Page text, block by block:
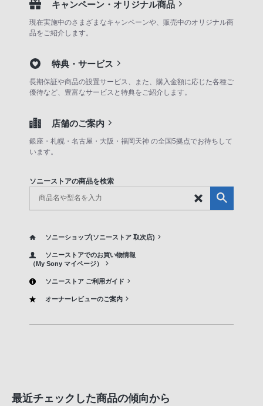
キャンペーン・オリジナル商品
現在実施中のさまざまなキャンペーンや、販売中のオリジナル商
品をご紹介します。
特典・サービス
長期保証や商品の設置サービス、また、購入金額に応じた各種ご
優待など、豊富なサービスと特典をご紹介します。
店舗のご案内
銀座・札幌・名古屋・大阪・福岡天神 の全国5拠点でお待ちして
います。
ソニーストアの商品を検索
ソニーショップ(ソニーストア 取次店)
ソニーストアでのお買い物情報
（My Sony マイページ）
ソニーストア ご利用ガイド
オーナーレビューのご案内
最近チェックした商品の傾向から